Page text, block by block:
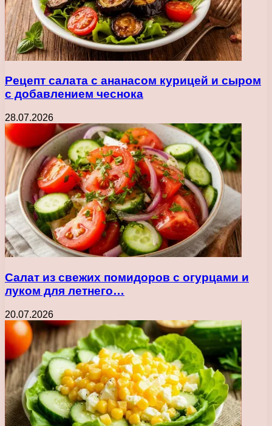
Рецепт салата с ананасом курицей и сыром
с добавлением чеснока
28.07.2026
Салат из свежих помидоров с огурцами и
луком для летнего…
20.07.2026